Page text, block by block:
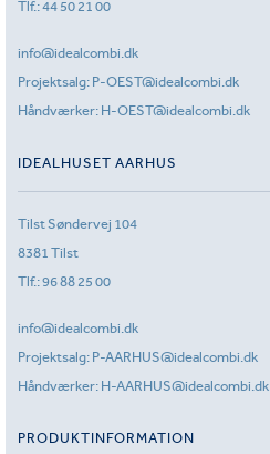
Tlf.:44 50 21 00
info@idealcombi.dk
Projektsalg: P-OEST@idealcombi.dk
Håndværker: H-OEST@idealcombi.dk
IDEALHUSET AARHUS
Tilst Søndervej 104
8381 Tilst
Tlf.:96 88 25 00
info@idealcombi.dk
Projektsalg: P-AARHUS@idealcombi.dk
Håndværker: H-AARHUS@idealcombi.dk
PRODUKTINFORMATION